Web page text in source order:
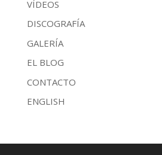
VÍDEOS
DISCOGRAFÍA
GALERÍA
EL BLOG
CONTACTO
ENGLISH